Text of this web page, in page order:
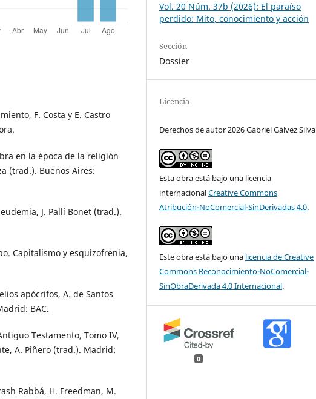
F. Costa y E. Castro
en la época de la religión
(trad.). Buenos Aires:
J. Pallí Bonet (trad.).
Capitalismo y esquizofrenia,
apócrifos, A. de Santos
BAC.
Testamento, Tomo IV,
A. Piñero (trad.). Madrid:
Rabbá, H. Freedman, M.
Vol. 20 Núm. 37b (2026): El paraíso
perdido: Mito, conocimiento y acción
Sección
Dossier
Licencia
Derechos de autor 2026 Gabriel Gálvez Silva
Esta obra está bajo una licencia
internacionalCreative Commons
Atribución-NoComercial-SinDerivadas 4.0.
Este obra está bajo una licencia de Creative
Commons Reconocimiento-NoComercial-
SinObraDerivada 4.0 Internacional.
0